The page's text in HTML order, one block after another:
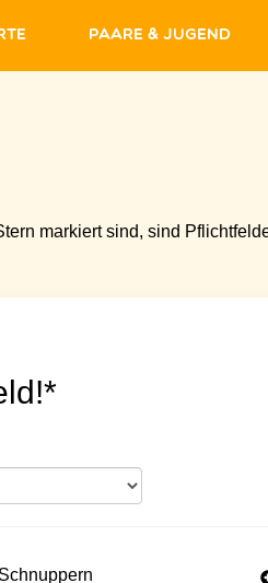
Paare & Jugend
markiert sind, sind